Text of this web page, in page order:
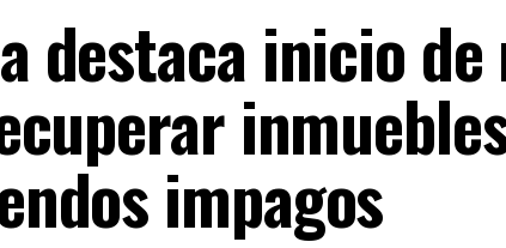
destaca inicio de
impagos